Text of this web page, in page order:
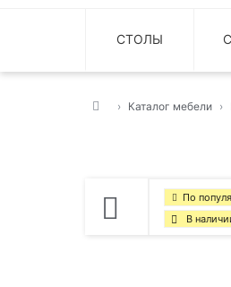
СТОЛЫ
Каталог мебели
По
В